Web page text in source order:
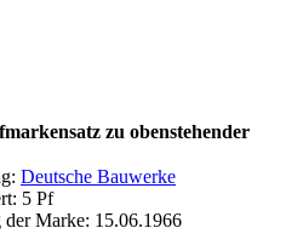
zu obenstehender
Deutsche Bauwerke
5 Pf
der Marke: 15.06.1966